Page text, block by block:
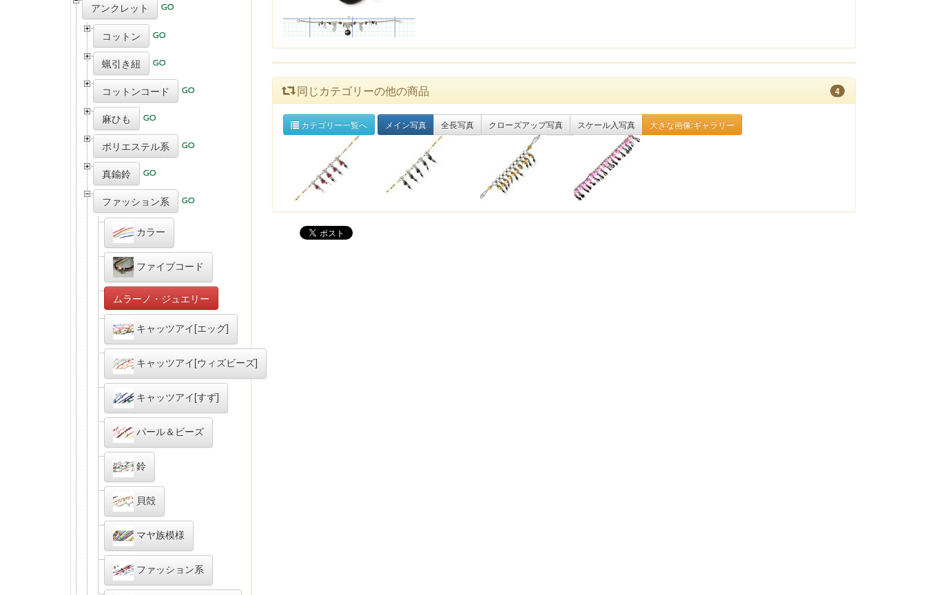
同じカテゴリーの他の商品 4
カテゴリー一覧へ メイン写真 全長写真 クローズアップ写真 スケール入写真 大きな画像:ギャラリー
アンクレット
コットン
蝋引き紐
コットンコード
麻ひも
ポリエステル系
真鍮鈴
ファッション系
カラー
ファイブコード
ムラーノ・ジュエリー
キャッツアイ[エッグ]
キャッツアイ[ウィズビーズ]
キャッツアイ[すず]
パール＆ビーズ
鈴
貝殻
マヤ族模様
ファッション系